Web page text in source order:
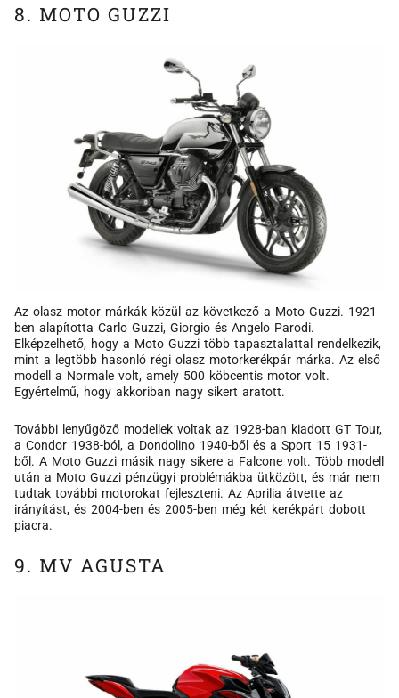
8. MOTO GUZZI
Az olasz motor márkák közül az következő a Moto Guzzi. 1921-
ben alapította Carlo Guzzi, Giorgio és Angelo Parodi.
Elképzelhető, hogy a Moto Guzzi több tapasztalattal rendelkezik,
mint a legtöbb hasonló régi olasz motorkerékpár márka. Az első
modell a Normale volt, amely 500 köbcentis motor volt.
Egyértelmű, hogy akkoriban nagy sikert aratott.
További lenyűgöző modellek voltak az 1928-ban kiadott GT Tour,
a Condor 1938-ból, a Dondolino 1940-ből és a Sport 15 1931-
ből. A Moto Guzzi másik nagy sikere a Falcone volt. Több modell
után a Moto Guzzi pénzügyi problémákba ütközött, és már nem
tudtak további motorokat fejleszteni. Az Aprilia átvette az
irányítást, és 2004-ben és 2005-ben még két kerékpárt dobott
piacra.
9. MV AGUSTA